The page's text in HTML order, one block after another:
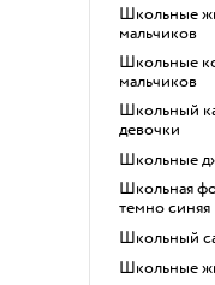
Школьные жилеты для
мальчиков
Школьные костюмы для
мальчиков
Школьный кардиган для
девочки
Школьные
Школьная форма для мальчиков
темно синяя
Школьный
Школьные